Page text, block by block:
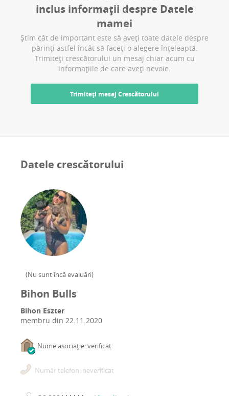
inclus informații despre Datele
mamei
Știm cât de important este să aveți toate datele despre
părinți astfel încât să faceți o alegere înțeleaptă.
Trimiteți crescătorului un mesaj chiar acum cu
informațiile de care aveți nevoie.
Trimiteți mesaj Crescătorului
Datele crescătorului
(Nu sunt încă evaluări)
Bihon Bulls
Bihon Eszter
membru din 22.11.2020
Nume asociație: verificat
Număr telefon: neverificat